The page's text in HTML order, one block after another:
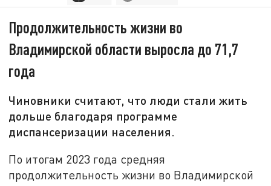
Продолжительность жизни во
Владимирской области выросла до 71,7
года
Чиновники считают, что люди стали жить
дольше благодаря программе
диспансеризации населения.
По итогам 2023 года средняя
продолжительность жизни во Владимирской